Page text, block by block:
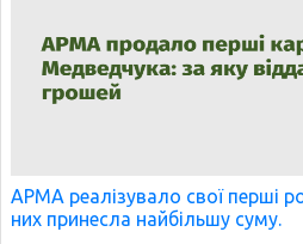
АРМА реалізувало свої перші
них принесла найбільшу суму.